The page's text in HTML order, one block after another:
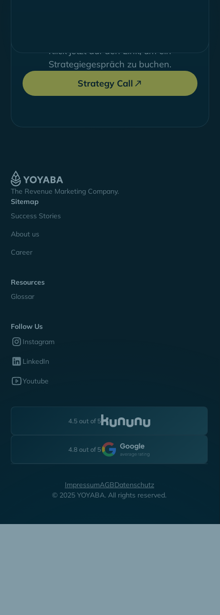
Klick jetzt auf den Link, um ein
Strategiegespräch zu buchen.
Strategy Call
The Revenue Marketing Company.
Sitemap
Success Stories
About us
Career
Resources
Glossar
Follow Us
Instagram
LinkedIn
Youtube
4.5 out of 5
4.8 out of 5
© 2025 YOYABA. All rights reserved.
ImpressumAGBDatenschutz